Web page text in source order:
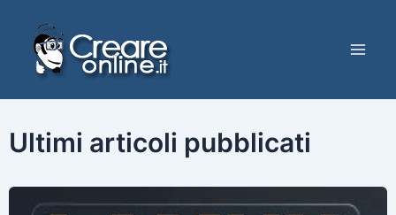
contenuto
Ultimi articoli pubblicati